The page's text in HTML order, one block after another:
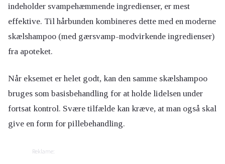
indeholder svampehæmmende ingredienser, er mest
effektive. Til hårbunden kombineres dette med en moderne
skælshampoo (med gærsvamp-modvirkende ingredienser)
fra apoteket.
Når eksemet er helet godt, kan den samme skælshampoo
bruges som basisbehandling for at holde lidelsen under
fortsat kontrol. Svære tilfælde kan kræve, at man også skal
give en form for pillebehandling.
Reklame: